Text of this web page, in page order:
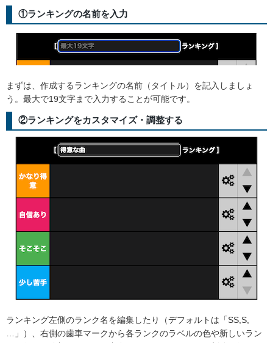
①ランキングの名前を入力
まずは、作成するランキングの名前（タイトル）を記入しましょ
う。最大で19文字まで入力することが可能です。
②ランキングをカスタマイズ・調整する
ランキング左側のランク名を編集したり（デフォルトは「SS,S,
…」）、右側の歯車マークから各ランクのラベルの色や新しいラン